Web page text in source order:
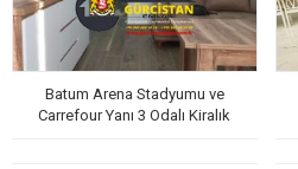
Batum Arena Stadyumu ve
Carrefour Yanı 3 Odalı Kiralık